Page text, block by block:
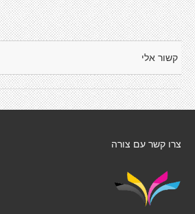
קשור אלי
צרו קשר עם צורה